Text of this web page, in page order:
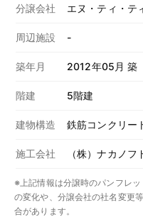
分譲会社 エヌ・ティ・テ
周辺施設 -
築年月 2012年05月 築
階建 5階建
建物構造 鉄筋コンクリー
施工会社 （株）ナカノフ
※上記情報は分譲時のパンフレ
の変化や、分譲会社の社名変更
合があります。